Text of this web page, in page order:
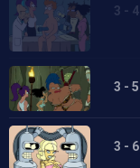
3 - 4
3 - 5
3 - 6